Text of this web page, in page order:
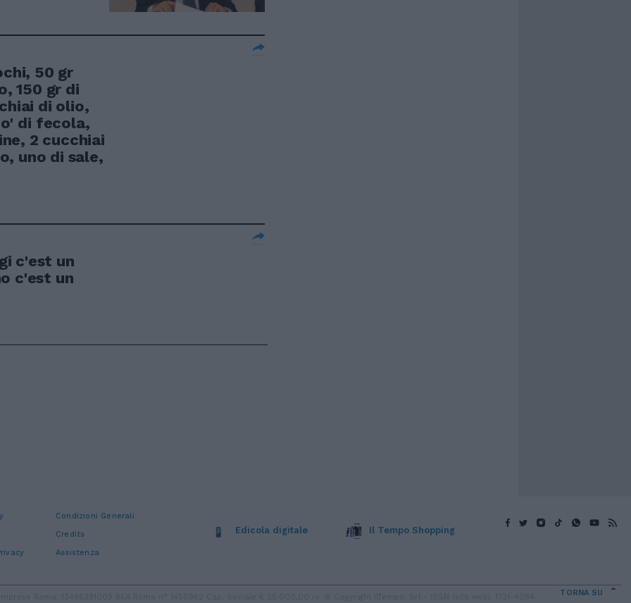
50 gr
150 gr di
di olio,
di fecola,
2 cucchiai
uno di sale,
c'est un
c'est un
Condizioni Generali
Credits
Assistenza
Edicola digitale Il Tempo Shopping
TORNA SU